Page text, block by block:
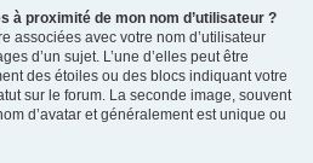
à proximité de mon nom d’utilisateur ?
associées avec votre nom d’utilisateur
d’un sujet. L’une d’elles peut être
des étoiles ou des blocs indiquant votre
sur le forum. La seconde image, souvent
d’avatar et généralement est unique ou